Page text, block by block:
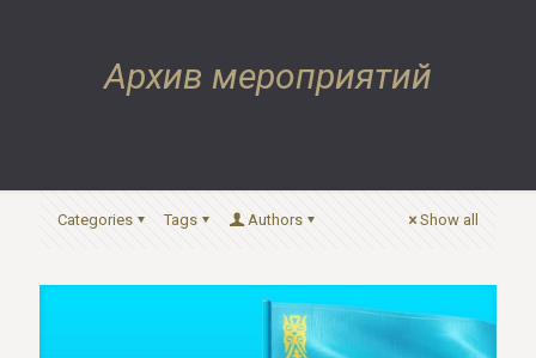
Архив мероприятий
Categories Tags Authors Show all